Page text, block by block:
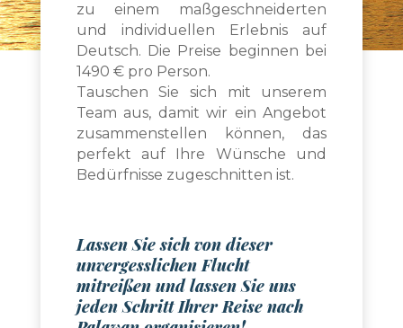
zu einem maßgeschneiderten
und individuellen Erlebnis auf
Deutsch. Die Preise beginnen bei
1490 € pro Person.
Tauschen Sie sich mit unserem
Team aus, damit wir ein Angebot
zusammenstellen können, das
perfekt auf Ihre Wünsche und
Bedürfnisse zugeschnitten ist.
Lassen Sie sich von dieser
unvergesslichen Flucht
mitreißen und lassen Sie uns
jeden Schritt Ihrer Reise nach